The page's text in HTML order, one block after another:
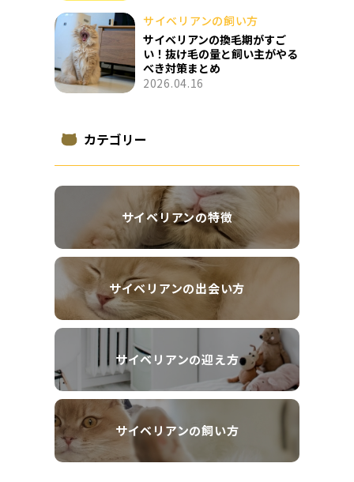
サイベリアンの飼い方
サイベリアンの換毛期がすご
い！抜け毛の量と飼い主がやる
べき対策まとめ
2026.04.16
カテゴリー
サイベリアンの特徴
サイベリアンの出会い方
サイベリアンの迎え方
サイベリアンの飼い方